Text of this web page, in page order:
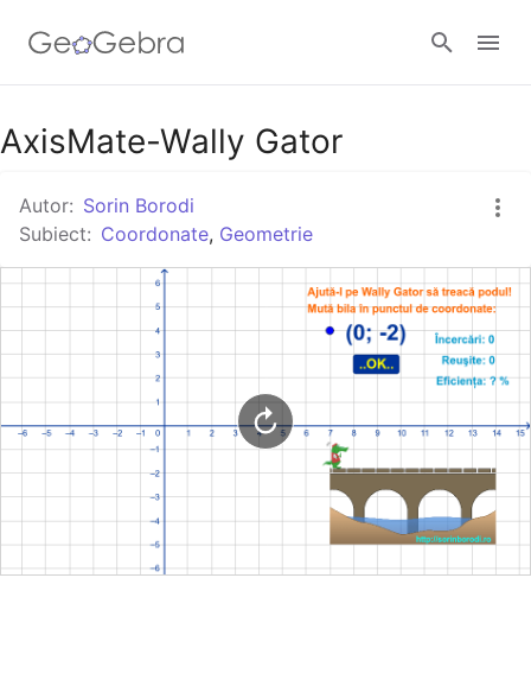
Google Classroom
GeoGebra Classroom
Autentificare
AxisMate-Wally Gator
Autor: Sorin Borodi
Subiect: Coordonate, Geometrie